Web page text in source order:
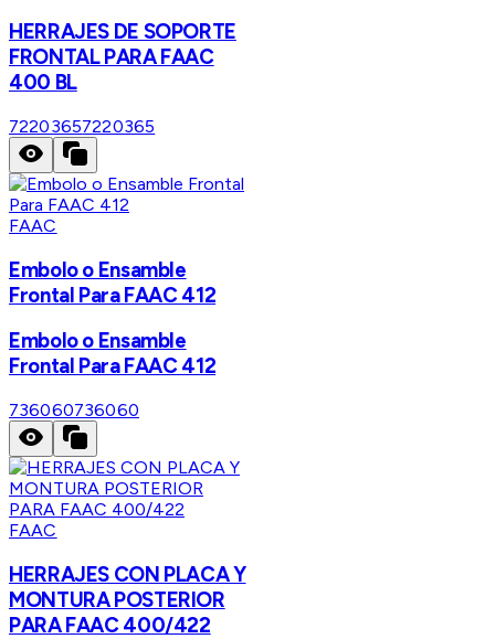
HERRAJES DE SOPORTE
FRONTAL PARA FAAC
400 BL
72203657220365
FAAC
Embolo o Ensamble
Frontal Para FAAC 412
Embolo o Ensamble
Frontal Para FAAC 412
736060736060
FAAC
HERRAJES CON PLACA Y
MONTURA POSTERIOR
PARA FAAC 400/422